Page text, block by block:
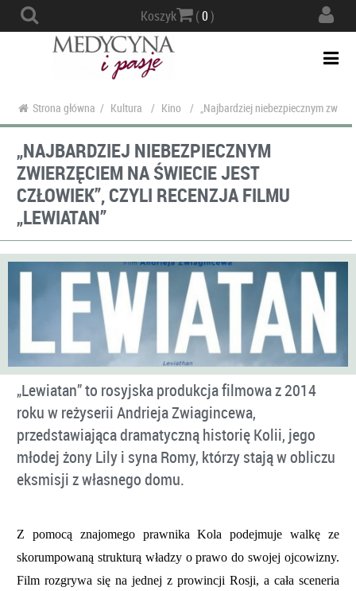
Koszyk (0)
Strona główna / Kultura / Kino / „Najbardziej niebezpiecznym
„NAJBARDZIEJ NIEBEZPIECZNYM
ZWIERZĘCIEM NA ŚWIECIE JEST
CZŁOWIEK”, CZYLI RECENZJA FILMU
„LEWIATAN”
„Lewiatan” to rosyjska produkcja filmowa z 2014
roku w reżyserii Andrieja Zwiagincewa,
przedstawiająca dramatyczną historię Kolii, jego
młodej żony Lily i syna Romy, którzy stają w obliczu
eksmisji z własnego domu.
Z pomocą znajomego prawnika Kola podejmuje walkę ze
skorumpowaną strukturą władzy o prawo do swojej ojcowizny.
Film rozgrywa się na jednej z prowincji Rosji, a cała sceneria